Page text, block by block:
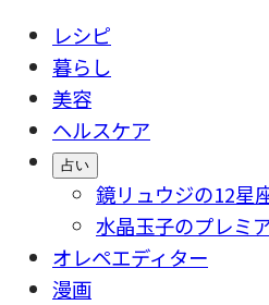
レシピ
暮らし
美容
ヘルスケア
占い
鏡リュウジの12星
水晶玉子のプレミ
オレペエディター
漫画